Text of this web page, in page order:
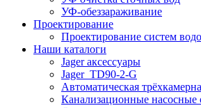
УФ-обеззараживание
Проектирование
Проектирование систем
Наши каталоги
Jager аксессуары
Jager_TD90-2-G
Автоматическая
Канализационные